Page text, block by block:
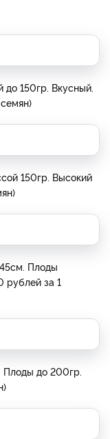
150гр. Вкусный.
150гр. Высокий
Плоды
рублей за 1
до 200гр.